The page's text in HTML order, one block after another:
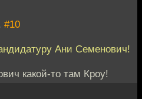
#10
Ани Семенович!
какой-то там Кроу!